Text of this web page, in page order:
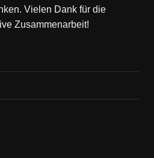
Vielen Dank für die
Zusammenarbeit!